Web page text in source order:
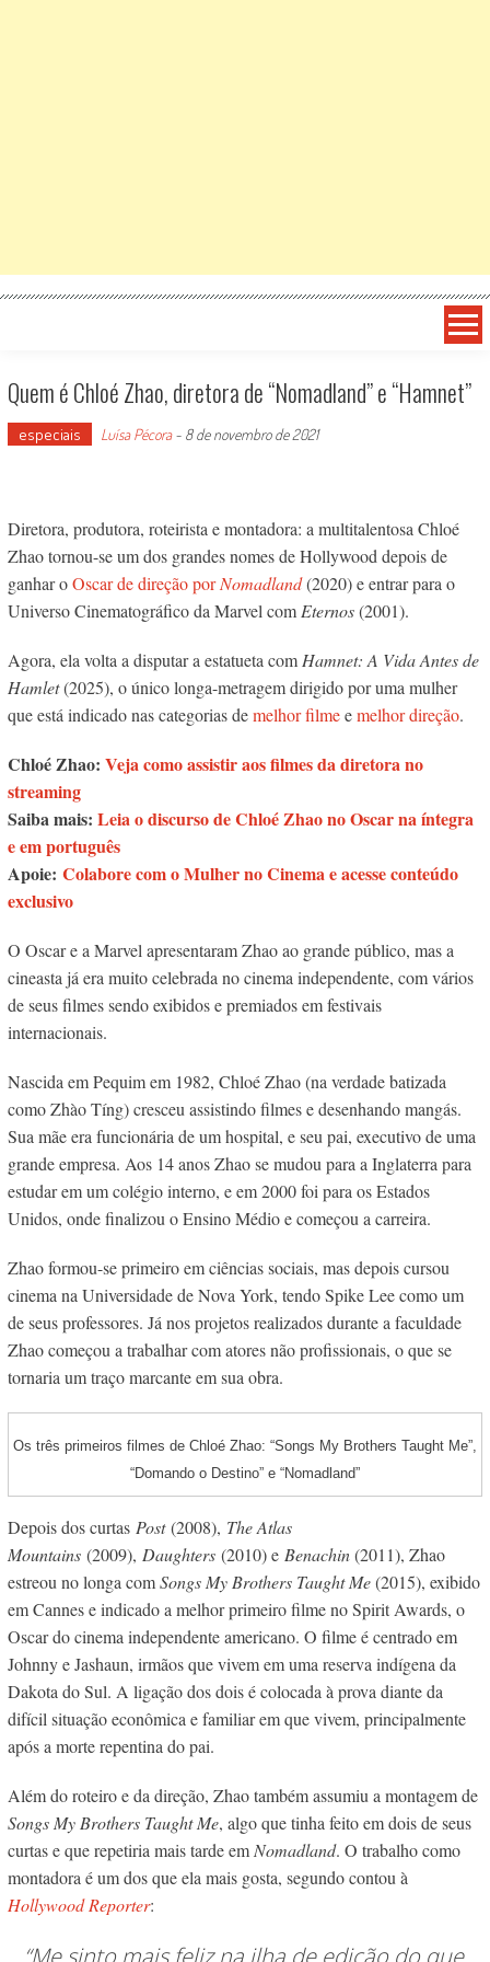
Quem é Chloé Zhao, diretora de “Nomadland” e “Hamnet”
especiais Luísa Pécora- 8 de novembro de 2021
Diretora, produtora, roteirista e montadora: a multitalentosa Chloé
Zhao tornou-se um dos grandes nomes de Hollywood depois de
ganhar oOscar de direção porNomadland(2020) e entrar para o
Universo Cinematográfico da Marvel com Eternos(2001).
Agora, ela volta a disputar a estatueta com Hamnet: A Vida Antes de
Hamlet(2025), o único longa-metragem dirigido por uma mulher
que está indicado nas categorias demelhor filmeemelhor direção.
Chloé Zhao: Veja como assistir aos filmes da diretora no
streaming
Saiba mais: Leia o discurso de Chloé Zhao no Oscar na íntegra
e em português
Apoie: Colabore com o Mulher no Cinema e acesse conteúdo
exclusivo
O Oscar e a Marvel apresentaram Zhao ao grande público, mas a
cineasta já era muito celebrada no cinema independente, com vários
de seus filmes sendo exibidos e premiados em festivais
internacionais.
Nascida em Pequim em 1982, Chloé Zhao (na verdade batizada
como Zhào Tíng) cresceu assistindo filmes e desenhando mangás.
Sua mãe era funcionária de um hospital, e seu pai, executivo de uma
grande empresa. Aos 14 anos Zhao se mudou para a Inglaterra para
estudar em um colégio interno, e em 2000 foi para os Estados
Unidos, onde finalizou o Ensino Médio e começou a carreira.
Zhao formou-se primeiro em ciências sociais, mas depois cursou
cinema na Universidade de Nova York, tendo Spike Lee como um
de seus professores. Já nos projetos realizados durante a faculdade
Zhao começou a trabalhar com atores não profissionais, o que se
tornaria um traço marcante em sua obra.
Os três primeiros filmes de Chloé Zhao: “Songs My Brothers Taught Me”,
“Domando o Destino” e “Nomadland”
Depois dos curtas Post(2008), The Atlas
Mountains(2009), Daughters(2010) e Benachin(2011), Zhao
estreou no longa comSongs My Brothers Taught Me(2015), exibido
em Cannes e indicado a melhor primeiro filme no Spirit Awards, o
Oscar do cinema independente americano. O filme é centrado em
Johnny e Jashaun, irmãos que vivem em uma reserva indígena da
Dakota do Sul. A ligação dos dois é colocada à prova diante da
difícil situação econômica e familiar em que vivem, principalmente
após a morte repentina do pai.
Além do roteiro e da direção, Zhao também assumiu a montagem de
Songs My Brothers Taught Me, algo que tinha feito em dois de seus
curtas e que repetiria mais tarde em Nomadland. O trabalho como
montadora é um dos que ela mais gosta, segundo contou à
Hollywood Reporter: